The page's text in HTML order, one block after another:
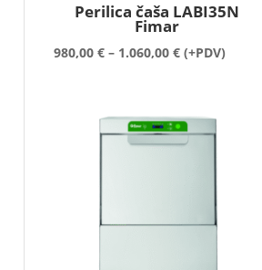
Perilica čaša LABI35N
Fimar
980,00 € – 1.060,00 €Raspon
980,00 €
do
(+PDV)